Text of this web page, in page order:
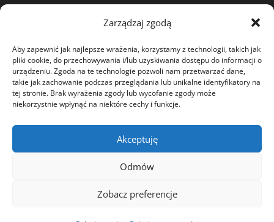
Zarządzaj zgodą
Aby zapewnić jak najlepsze wrażenia, korzystamy z technologii, takich jak
pliki cookie, do przechowywania i/lub uzyskiwania dostępu do informacji o
urządzeniu. Zgoda na te technologie pozwoli nam przetwarzać dane,
takie jak zachowanie podczas przeglądania lub unikalne identyfikatory na
tej stronie. Brak wyrażenia zgody lub wycofanie zgody może
niekorzystnie wpłynąć na niektóre cechy i funkcje.
Akceptuję
Odmów
Zobacz preferencje
OŚWIADCZENIA
SPORY SĄDOWE
LIST OTWARTY
KONTAKT